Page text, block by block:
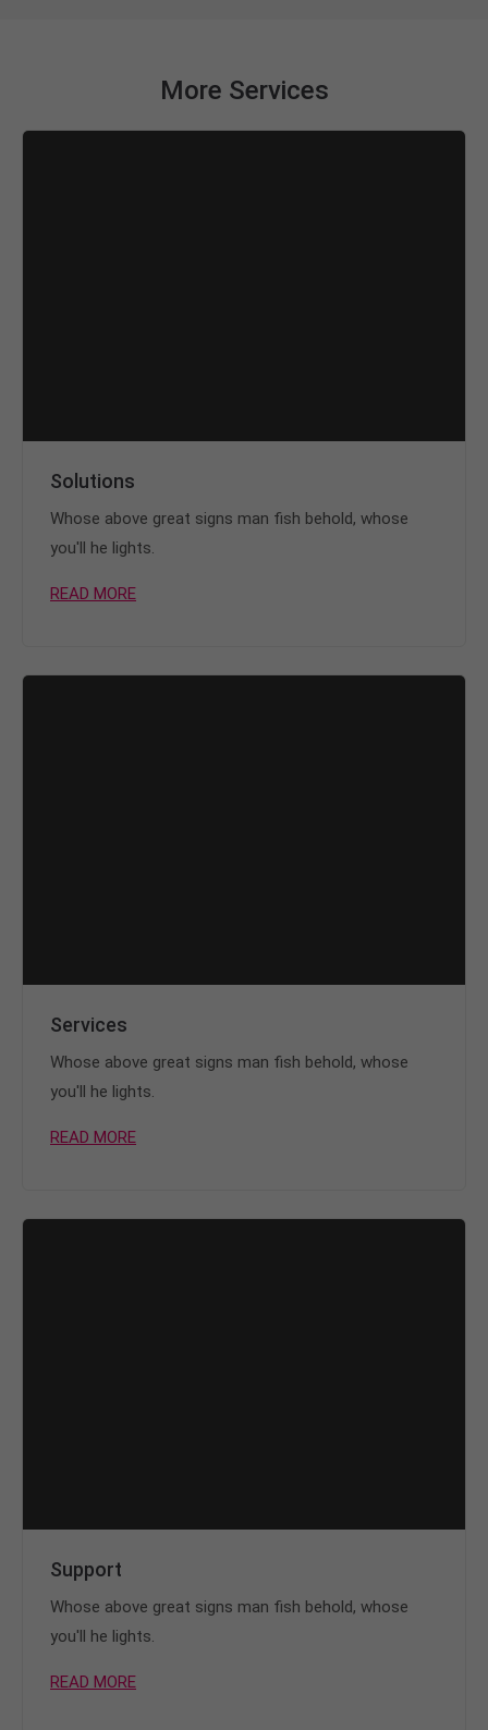
More Services
Solutions
Whose above great signs man fish behold, whose
you'll he lights.
READ MORE
Services
Whose above great signs man fish behold, whose
you'll he lights.
READ MORE
Support
Whose above great signs man fish behold, whose
you'll he lights.
READ MORE